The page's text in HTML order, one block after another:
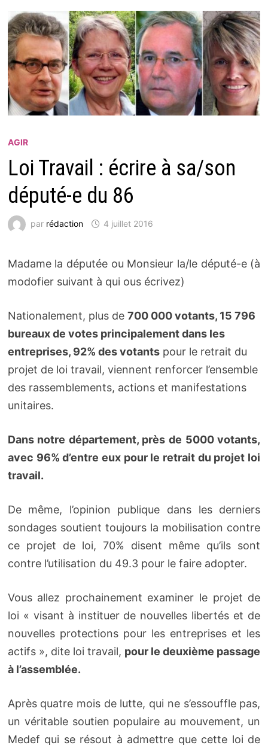
AGIR
Loi Travail : écrire à sa/son
député-e du 86
par rédaction 4 juillet 2016
Madame la députée ou Monsieur la/le député-e (à
modofier suivant à qui ous écrivez)
Nationalement, plus de 700 000 votants, 15 796
bureaux de votes principalement dans les
entreprises, 92% des votantspour le retrait du
projet de loi travail, viennent renforcer l’ensemble
des rassemblements, actions et manifestations
unitaires.
Dans notre département, près de 5000 votants,
avec 96% d’entre eux pour le retrait du projet loi
travail.
De même, l’opinion publique dans les derniers
sondages soutient toujours la mobilisation contre
ce projet de loi, 70% disent même qu’ils sont
contre l’utilisation du 49.3 pour le faire adopter.
Vous allez prochainement examiner le projet de
loi « visant à instituer de nouvelles libertés et de
nouvelles protections pour les entreprises et les
actifs », dite loi travail, pour le deuxième passage
à l’assemblée.
Après quatre mois de lutte, qui ne s’essouffle pas,
un véritable soutien populaire au mouvement, un
Medef qui se résout à admettre que cette loi de